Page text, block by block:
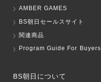
AMBER GAMES
BS朝日セールスサイト
関連商品
Program Guide For Buyers
BS朝日について